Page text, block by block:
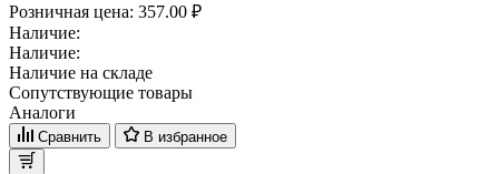
Розничная цена: 357.00 ₽
Наличие:
Наличие:
Наличие на складе
Сопутствующие товары
Аналоги
Сравнить В избранное